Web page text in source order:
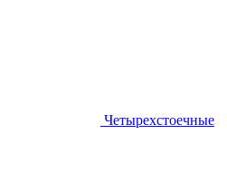
Четырехстоечные